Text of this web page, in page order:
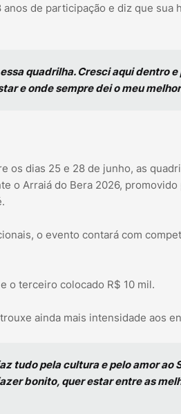
de participação e diz que sua
quadrilha. Cresci aqui dentro
e onde sempre dei o meu
os dias 25 e 28 de junho, as
o Arraiá do Bera 2026,
o evento contará com
o terceiro colocado R$ 10 mil.
ainda mais intensidade aos
tudo pela cultura e pelo amor ao
bonito, quer estar entre as